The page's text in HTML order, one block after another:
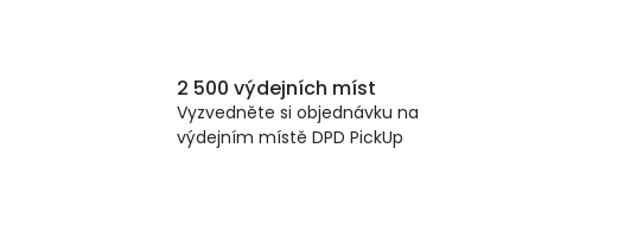
2 500 výdejních míst
Vyzvedněte si objednávku na
výdejním místě DPD PickUp